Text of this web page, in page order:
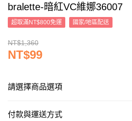
bralette-暗紅VC維娜36007
超取滿NT$800免運 國家/地區配送
NT$1,360
NT$99
請選擇商品選項
付款與運送方式